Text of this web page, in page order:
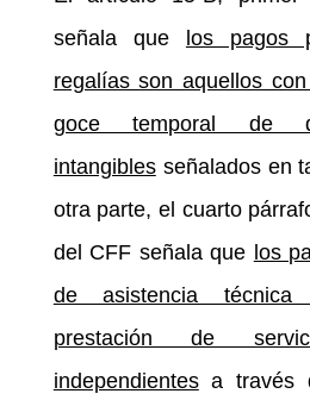
señala que los pagos
regalías son aquellos
goce temporal de
intangiblesseñalados en
otra parte, el cuarto
del CFF señala que los
de asistencia
prestación de
independientesa través